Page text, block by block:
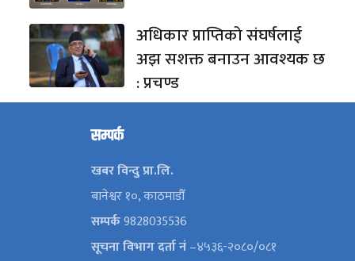
अधिकार प्राप्तिको संघर्षलाई
अझ सशक्त बनाउन आवश्यक छ
: प्रचण्ड
सम्पर्क
खबर विन्दु प्रा.लि.
बानेश्वर १०, काठमाडौँ
सम्पर्क9828035536
सूचना विभाग दर्ता नं–४५३६-२०८०/०८१